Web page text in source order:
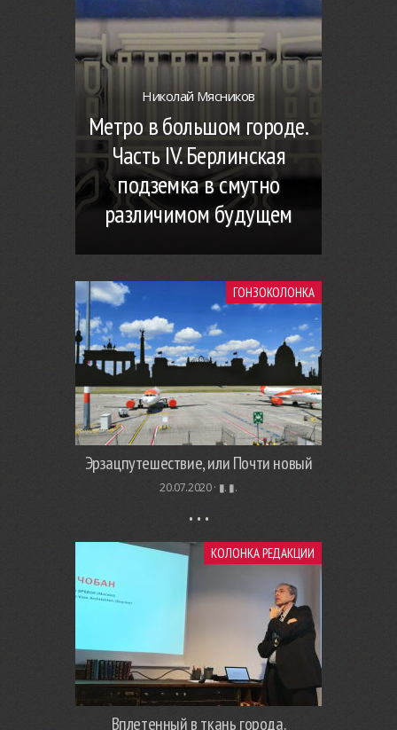
Николай Мясников
Метро в большом городе.
Часть IV. Берлинская
подземка в смутно
различимом будущем
ГОНЗОКОЛОНКА
Эрзацпутешествие, или Почти новый
20.07.2020 · ▮. ▮.
КОЛОНКА РЕДАКЦИИ
Вплетенный в ткань города.